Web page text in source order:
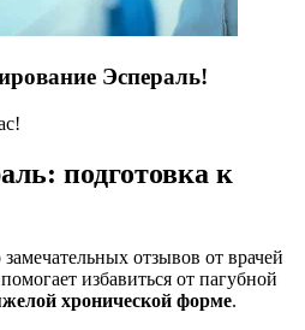
Эспераль!
подготовка к
отзывов от врачей
избавиться от пагубной
хронической форме.